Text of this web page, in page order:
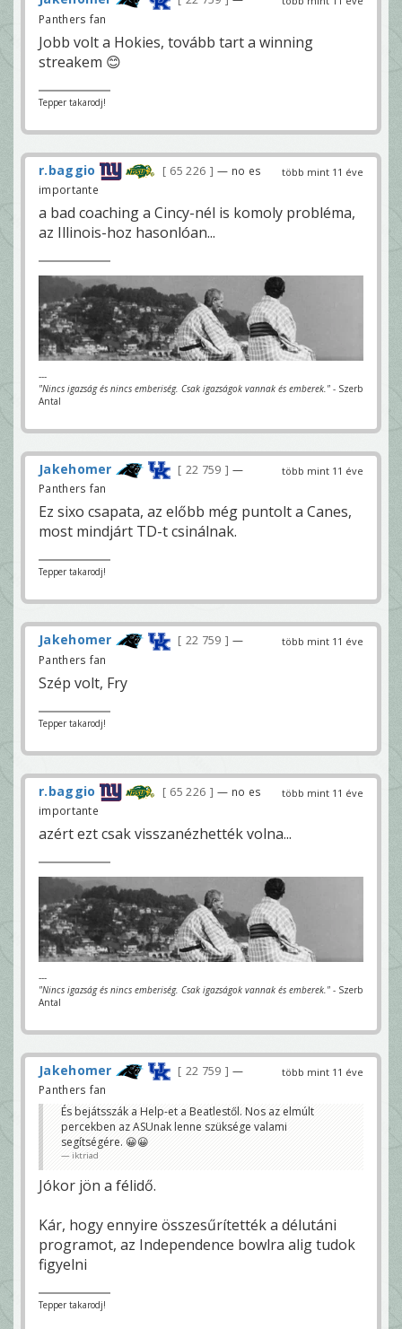
Panthers fan
Jobb volt a Hokies, tovább tart a winning
streakem 😊
Tepper takarodj!
több mint 11 éve
r.baggio 65 226
— no es
importante
a bad coaching a Cincy-nél is komoly probléma,
az Illinois-hoz hasonlóan...
---
"Nincs igazság és nincs emberiség. Csak igazságok vannak és emberek." - Szerb
Antal
több mint 11 éve
Jakehomer 22 759
—
Panthers fan
Ez sixo csapata, az előbb még puntolt a Canes,
most mindjárt TD-t csinálnak.
Tepper takarodj!
több mint 11 éve
Jakehomer 22 759
—
Panthers fan
Szép volt, Fry
Tepper takarodj!
több mint 11 éve
r.baggio 65 226
— no es
importante
azért ezt csak visszanézhették volna...
---
"Nincs igazság és nincs emberiség. Csak igazságok vannak és emberek." - Szerb
Antal
több mint 11 éve
Jakehomer 22 759
—
Panthers fan
És bejátsszák a Help-et a Beatlestől. Nos az elmúlt
percekben az ASUnak lenne szüksége valami
segítségére. 😀😀
iktriad
Jókor jön a félidő.
Kár, hogy ennyire összesűrítették a délutáni
programot, az Independence bowlra alig tudok
figyelni
Tepper takarodj!